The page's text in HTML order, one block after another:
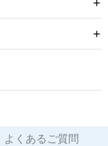
ックレスです。
オリジナルネックレス。
よくあるご質問